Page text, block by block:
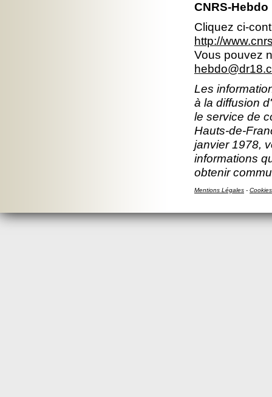
CNRS-
Cliquez ci-
http://
Vous pouvez
Les
à la diffusion
le service de
Hauts-de-
janvier 1978,
informations
obtenir
Mentions Légales - Cookies